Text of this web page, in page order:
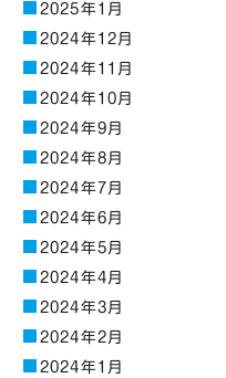
2025年1月
2024年12月
2024年11月
2024年10月
2024年9月
2024年8月
2024年7月
2024年6月
2024年5月
2024年4月
2024年3月
2024年2月
2024年1月